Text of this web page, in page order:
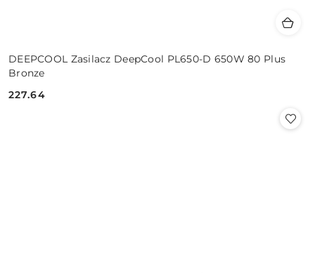
DEEPCOOL Zasilacz DeepCool PL650-D 650W 80 Plus
Bronze
Cena:
227.64